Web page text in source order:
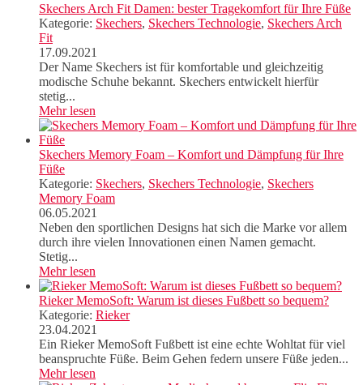
Skechers Arch Fit Damen: bester Tragekomfort für Ihre Füße
Kategorie: Skechers, Skechers Technologie, Skechers Arch
Fit
17.09.2021
Der Name Skechers ist für komfortable und gleichzeitig
modische Schuhe bekannt. Skechers entwickelt hierfür
stetig...
Mehr lesen
Skechers Memory Foam – Komfort und Dämpfung für Ihre
Füße
Kategorie: Skechers, Skechers Technologie, Skechers
Memory Foam
06.05.2021
Neben den sportlichen Designs hat sich die Marke vor allem
durch ihre vielen Innovationen einen Namen gemacht.
Stetig...
Mehr lesen
Rieker MemoSoft: Warum ist dieses Fußbett so bequem?
Kategorie: Rieker
23.04.2021
Ein Rieker MemoSoft Fußbett ist eine echte Wohltat für viel
beanspruchte Füße. Beim Gehen federn unsere Füße jeden...
Mehr lesen